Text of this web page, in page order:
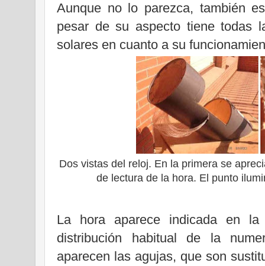
Aunque no lo parezca, también
pesar de su aspecto tiene todas
solares en cuanto a su
Dos vistas del reloj. En la primera se
de lectura de la hora. El punto
La hora aparece indicada en
distribución habitual de la
aparecen las agujas, que son